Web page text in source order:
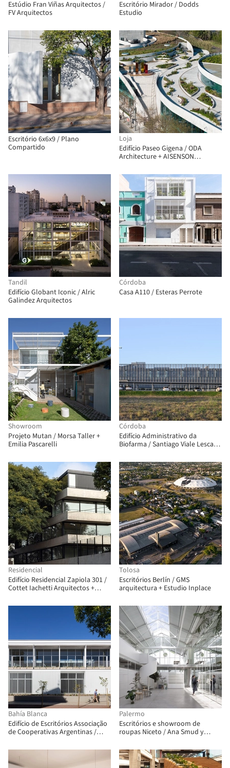
Estúdio Fran Viñas Arquitectos /
FV Arquitectos
Escritório Mirador / Dodds
Estudio
Escritório 6x6x9 / Plano
Compartido
Loja
Edifício Paseo Gigena / ODA
Architecture + AISENSON
Tandil
Edifício Globant Iconic / Alric
Galindez Arquitectos
Córdoba
Casa A110 / Esteras Perrote
Showroom
Projeto Mutan / Morsa Taller +
Emilia Pascarelli
Córdoba
Edifício Administrativo da
Biofarma / Santiago Viale Lescano
Residencial
Edifício Residencial Zapiola 301 /
Cottet Iachetti Arquitectos +
Tolosa
Escritórios Berlín / GMS
arquitectura + Estudio Inplace
Bahía Blanca
Edifício de Escritórios Associação
de Cooperativas Argentinas /
Palermo
Escritórios e showroom de
roupas Niceto / Ana Smud y